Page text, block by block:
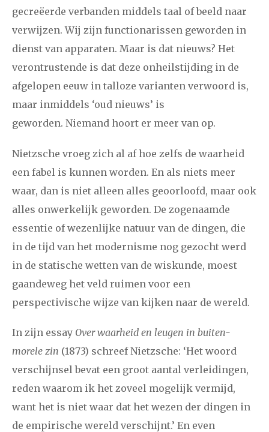
gecreëerde verbanden middels taal of beeld naar
verwijzen. Wij zijn functionarissen geworden in
dienst van apparaten. Maar is dat nieuws? Het
verontrustende is dat deze onheilstijding in de
afgelopen eeuw in talloze varianten verwoord is,
maar inmiddels ‘oud nieuws’ is
geworden. Niemand hoort er meer van op.
Nietzsche vroeg zich al af hoe zelfs de waarheid
een fabel is kunnen worden. En als niets meer
waar, dan is niet alleen alles geoorloofd, maar ook
alles onwerkelijk geworden. De zogenaamde
essentie of wezenlijke natuur van de dingen, die
in de tijd van het modernisme nog gezocht werd
in de statische wetten van de wiskunde, moest
gaandeweg het veld ruimen voor een
perspectivische wijze van kijken naar de wereld.
In zijn essay Over waarheid en leugen in buiten-
morele zin (1873) schreef Nietzsche: ‘Het woord
verschijnsel bevat een groot aantal verleidingen,
reden waarom ik het zoveel mogelijk vermijd,
want het is niet waar dat het wezen der dingen in
de empirische wereld verschijnt.’ En even